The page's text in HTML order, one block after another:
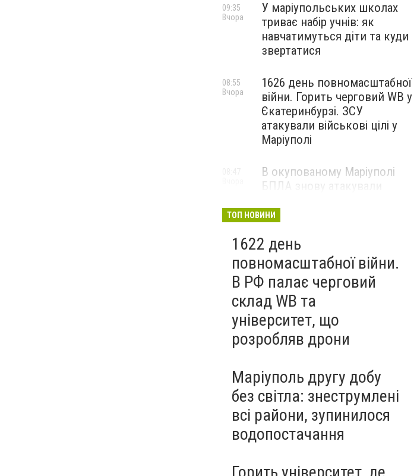
У маріупольських школах
триває набір учнів: як
навчатимуться діти та куди
звертатися
09:35
Вчора
1626 день повномасштабної
війни. Горить черговий WB у
Єкатеринбурзі. ЗСУ
атакували військові цілі у
Маріуполі
08:55
Вчора
В окупованому Маріуполі
БПЛА знову атакували
— ВІДЕО
ТОП НОВИНИ
1622 день
повномасштабної війни.
В РФ палає черговий
склад WB та
університет, що
розробляв дрони
Маріуполь другу добу
без світла: знеструмлені
всі райони, зупинилося
водопостачання